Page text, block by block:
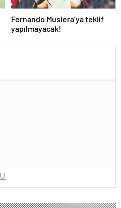
Fernando Muslera’ya teklif
yapılmayacak!